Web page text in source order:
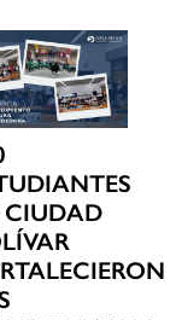
CIUDAD